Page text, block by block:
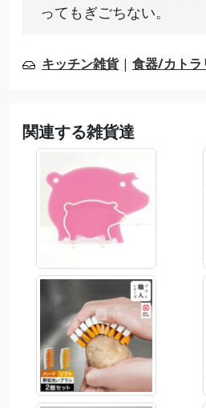
ってもぎごちない。
キッチン雑貨| 食器/カトラ
関連する雑貨達